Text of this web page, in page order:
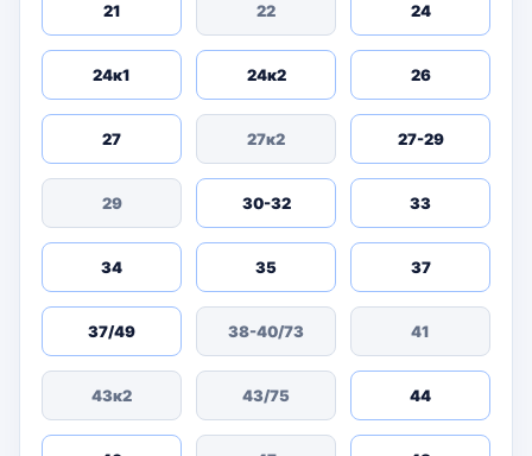
21 22 24
24к1 24к2 26
27 27к2 27-29
29 30-32 33
34 35 37
37/49 38-40/73 41
43к2 43/75 44